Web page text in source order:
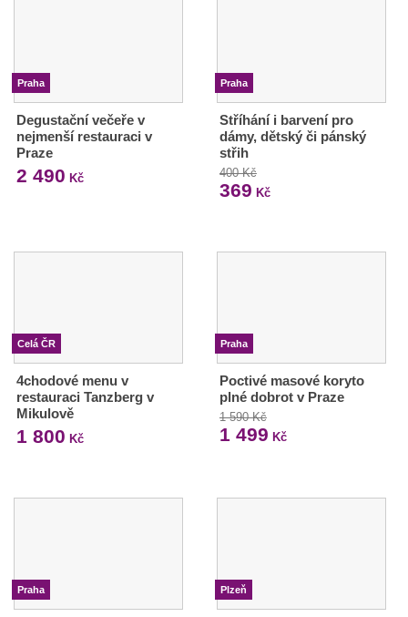
Praha
Degustační večeře v
nejmenší restauraci v
Praze
2 490 Kč
Praha
Stříhání i barvení pro
dámy, dětský či pánský
střih
400 Kč
369 Kč
Celá ČR
4chodové menu v
restauraci Tanzberg v
Mikulově
1 800 Kč
Praha
Poctivé masové koryto
plné dobrot v Praze
1 590 Kč
1 499 Kč
Praha Plzeň